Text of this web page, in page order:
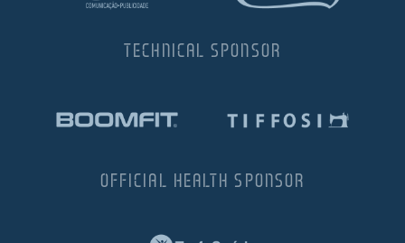
TECHNICAL SPONSOR
OFFICIAL HEALTH SPONSOR